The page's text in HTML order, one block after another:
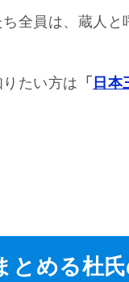
全員は、蔵人と
たい方は 「 日本
とめる杜